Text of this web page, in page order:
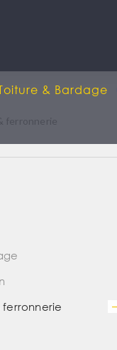
& Bardage
ferronnerie